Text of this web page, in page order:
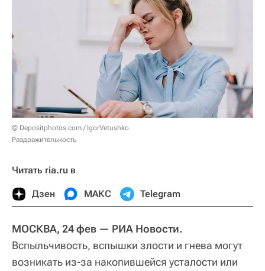
© Depositphotos.com / IgorVetushko
Раздражительность
Читать ria.ru в
Дзен МАКС Telegram
МОСКВА, 24 фев — РИА Новости.
Вспыльчивость, вспышки злости и гнева могут
возникать из-за накопившейся усталости или